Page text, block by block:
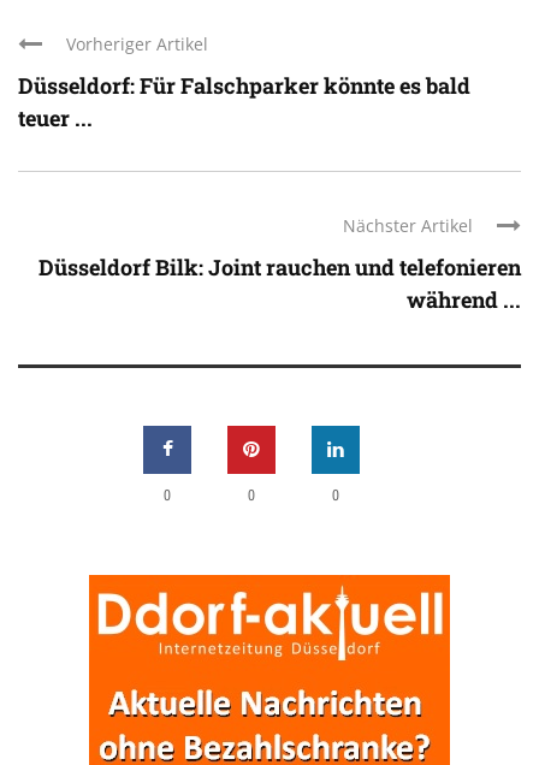
Vorheriger Artikel
Düsseldorf: Für Falschparker könnte es bald
teuer ...
Nächster Artikel
Düsseldorf Bilk: Joint rauchen und telefonieren
während ...
0 0 0